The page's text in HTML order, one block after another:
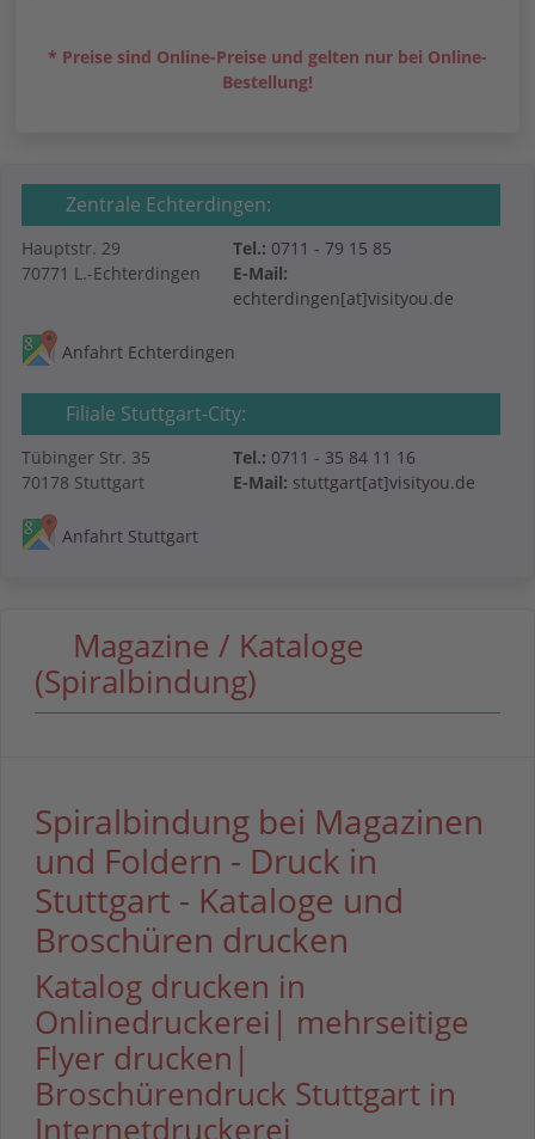
* Preise sind Online-Preise und gelten nur bei Online-
Bestellung!
Zentrale Echterdingen:
Hauptstr. 29
70771 L.-Echterdingen
Tel.: 0711 - 79 15 85
E-Mail:
echterdingen[at]visityou.de
Anfahrt Echterdingen
Filiale Stuttgart-City:
Tübinger Str. 35
70178 Stuttgart
Tel.: 0711 - 35 84 11 16
E-Mail: stuttgart[at]visityou.de
Anfahrt Stuttgart
Magazine / Kataloge
(Spiralbindung)
Spiralbindung bei Magazinen
und Foldern - Druck in
Stuttgart - Kataloge und
Broschüren drucken
Katalog drucken in
Onlinedruckerei| mehrseitige
Flyer drucken|
Broschürendruck Stuttgart in
Internetdruckerei